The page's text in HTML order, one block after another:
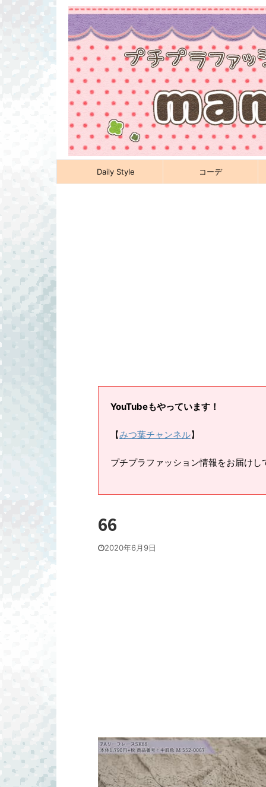
Daily Style コーデ
YouTubeもやっています！
【みつ葉チャンネル】
プチプラファッション情報をお届け
66
2020年6月9日